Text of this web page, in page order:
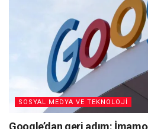
SOSYAL MEDYA VE TEKNOLOJİ
Google’dan geri adım: